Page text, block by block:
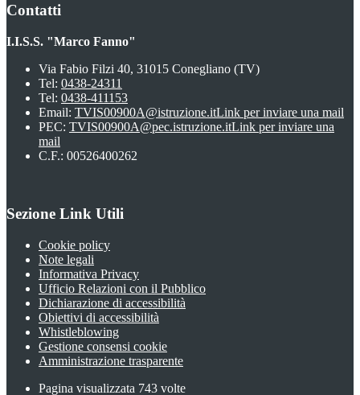
Contatti
I.I.S.S. "Marco Fanno"
Via Fabio Filzi 40, 31015 Conegliano (TV)
Tel: 0438-24311
Tel: 0438-411153
Email: TVIS00900A@istruzione.itLink per inviare una mail
PEC: TVIS00900A@pec.istruzione.itLink per inviare una
mail
C.F.: 00526400262
Sezione Link Utili
Cookie policy
Note legali
Informativa Privacy
Ufficio Relazioni con il Pubblico
Dichiarazione di accessibilità
Obiettivi di accessibilità
Whistleblowing
Gestione consensi cookie
Amministrazione trasparente
Pagina visualizzata 743 volte